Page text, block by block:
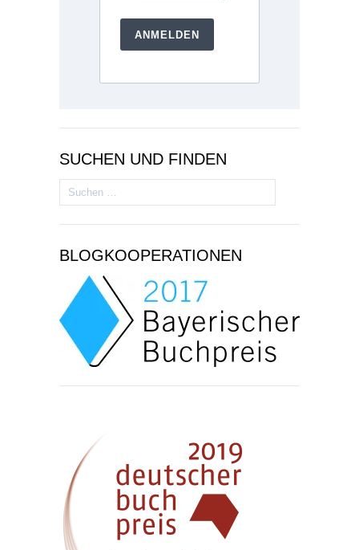
ANMELDEN
SUCHEN UND FINDEN
Suchen
nach:
BLOGKOOPERATIONEN